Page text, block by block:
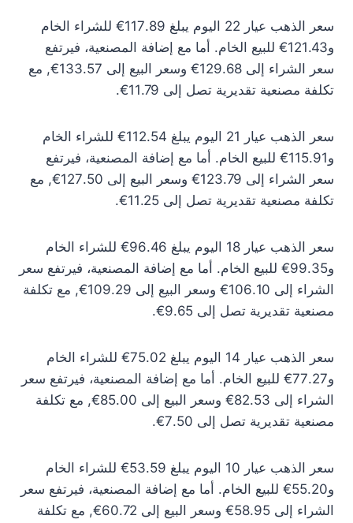
سعر الذهب عيار 22 اليوم يبلغ 117.89€ للشراء الخام
و121.43€ للبيع الخام. أما مع إضافة المصنعية، فيرتفع
سعر الشراء إلى 129.68€ وسعر البيع إلى 133.57€, مع
تكلفة مصنعية تقديرية تصل إلى 11.79€.
سعر الذهب عيار 21 اليوم يبلغ 112.54€ للشراء الخام
و115.91€ للبيع الخام. أما مع إضافة المصنعية، فيرتفع
سعر الشراء إلى 123.79€ وسعر البيع إلى 127.50€, مع
تكلفة مصنعية تقديرية تصل إلى 11.25€.
سعر الذهب عيار 18 اليوم يبلغ 96.46€ للشراء الخام
و99.35€ للبيع الخام. أما مع إضافة المصنعية، فيرتفع سعر
الشراء إلى 106.10€ وسعر البيع إلى 109.29€, مع تكلفة
مصنعية تقديرية تصل إلى 9.65€.
سعر الذهب عيار 14 اليوم يبلغ 75.02€ للشراء الخام
و77.27€ للبيع الخام. أما مع إضافة المصنعية، فيرتفع سعر
الشراء إلى 82.53€ وسعر البيع إلى 85.00€, مع تكلفة
مصنعية تقديرية تصل إلى 7.50€.
سعر الذهب عيار 10 اليوم يبلغ 53.59€ للشراء الخام
و55.20€ للبيع الخام. أما مع إضافة المصنعية، فيرتفع سعر
الشراء إلى 58.95€ وسعر البيع إلى 60.72€, مع تكلفة